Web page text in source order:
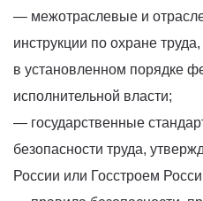
— межотраслевые и
инструкции по охране
в установленном порядке
исполнительной власти;
— государственные
безопасности труда,
России или Госстроем